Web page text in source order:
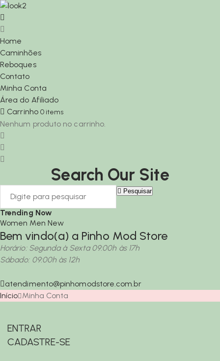
Home
Caminhões
Reboques
Contato
Minha Conta
Área do Afiliado
Carrinho 0 items
Nenhum produto no carrinho.
Search Our Site
Pesquisar
Trending Now
Women Men New
Bem vindo(a) a Pinho Mod Store
Horário: Segunda à Sexta 09:00h às 17h
Sábado: 09:00h às 12h
atendimento@pinhomodstore.com.br
Início Minha Conta
ENTRAR
CADASTRE-SE